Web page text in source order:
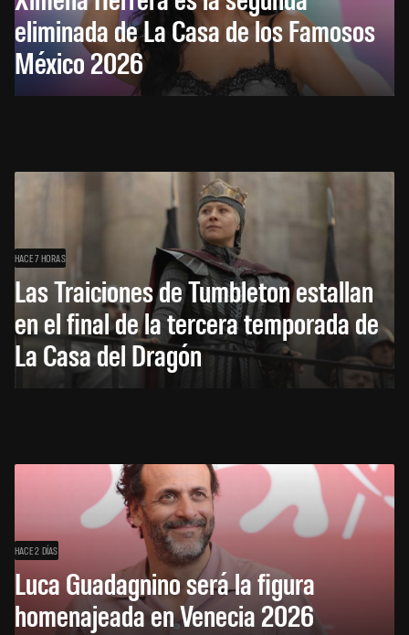
eliminada de La Casa de los Famosos
México 2026
HACE 7 HORAS
Las Traiciones de Tumbleton estallan
en el final de la tercera temporada de
La Casa del Dragón
HACE 2 DÍAS
Luca Guadagnino será la figura
homenajeada en Venecia 2026